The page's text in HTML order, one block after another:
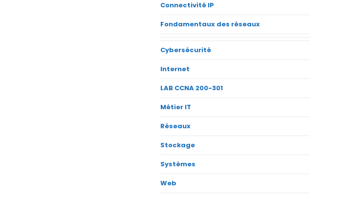
Connectivité IP
Fondamentaux des réseaux
Cybersécurité
Internet
LAB CCNA 200-301
Métier IT
Réseaux
Stockage
Systèmes
Web